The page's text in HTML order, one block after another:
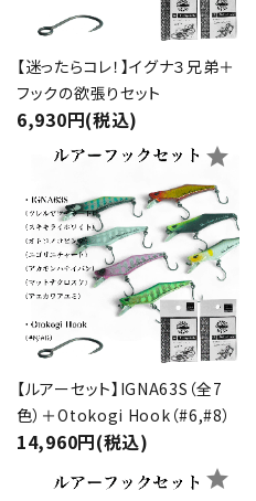
【迷ったらコレ！】イグナ３兄弟＋
フックの欲張りセット
6,930円(税込)
【ルアーセット】IGNA63S（全7
色）＋Otokogi Hook（#6,#8）
14,960円(税込)
star
star
キーワード
カテゴリー